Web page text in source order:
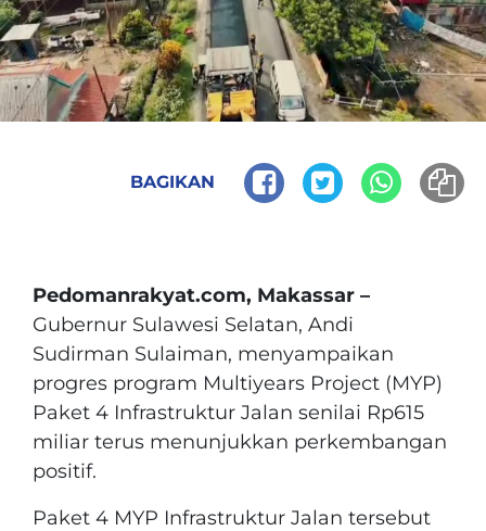
BAGIKAN
Pedomanrakyat.com, Makassar –
Gubernur Sulawesi Selatan, Andi
Sudirman Sulaiman, menyampaikan
progres program Multiyears Project (MYP)
Paket 4 Infrastruktur Jalan senilai Rp615
miliar terus menunjukkan perkembangan
positif.
Paket 4 MYP Infrastruktur Jalan tersebut